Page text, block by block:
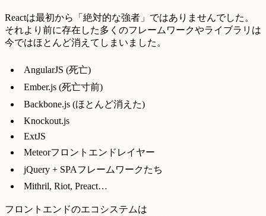
Reactは最初から「絶対的な強者」ではありませんでした。
それより前に存在した多くのフレームワークやライブラリは
今ではほとんど消えてしまいました。
AngularJS (死亡)
Ember.js (死亡寸前)
Backbone.js (ほとんど消えた)
Knockout.js
ExtJS
Meteorフロントエンドレイヤー
jQuery + SPAフレームワークたち
Mithril, Riot, Preact…
フロントエンドのエコシステムは